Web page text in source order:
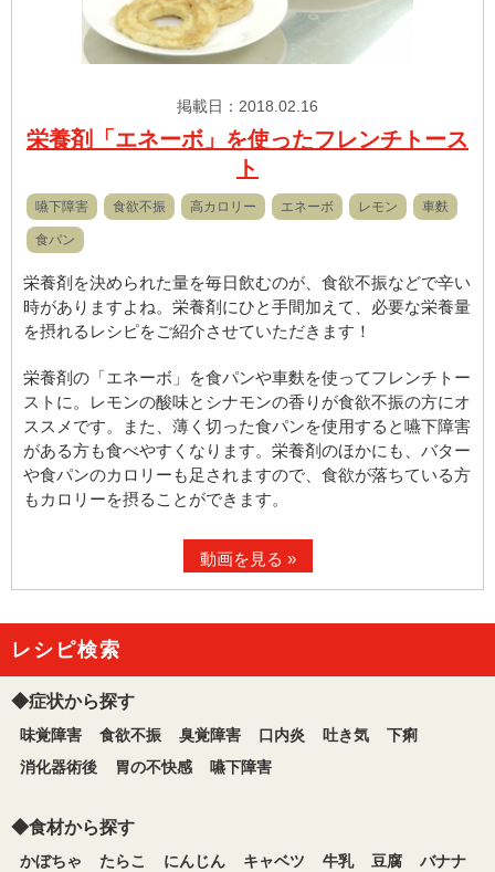
掲載日：2018.02.16
栄養剤「エネーボ」を使ったフレンチトース
ト
嚥下障害 食欲不振 高カロリー エネーボ レモン 車麩
食パン
栄養剤を決められた量を毎日飲むのが、食欲不振などで辛い
時がありますよね。栄養剤にひと手間加えて、必要な栄養量
を摂れるレシピをご紹介させていただきます！
栄養剤の「エネーボ」を食パンや車麩を使ってフレンチトー
ストに。レモンの酸味とシナモンの香りが食欲不振の方にオ
ススメです。また、薄く切った食パンを使用すると嚥下障害
がある方も食べやすくなります。栄養剤のほかにも、バター
や食パンのカロリーも足されますので、食欲が落ちている方
もカロリーを摂ることができます。
動画を見る »
レシピ検索
◆症状から探す
味覚障害 食欲不振 臭覚障害 口内炎 吐き気
下痢
消化器術後
胃の不快感 嚥下障害
◆食材から探す
かぼちゃ たらこ にんじん キャベツ 牛乳 豆腐
バナナ